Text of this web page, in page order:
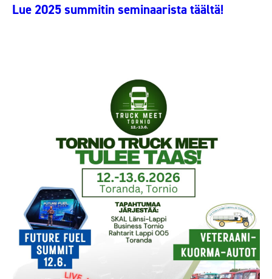
Lue 2025 summitin seminaarista täältä!